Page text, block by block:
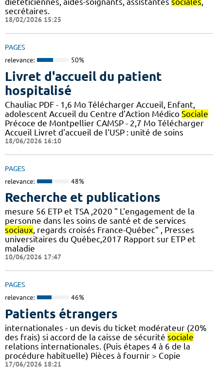
secrétaires.
18/02/2026 15:25
PAGES
relevance: 50%
Livret d'accueil du patient
hospitalisé
Chauliac PDF - 1,6 Mo Télécharger Accueil, Enfant,
adolescent Accueil du Centre d’Action Médico Sociale
Précoce de Montpellier CAMSP - 2,7 Mo Télécharger
Accueil Livret d'accueil de l'USP : unité de soins
18/06/2026 16:10
PAGES
relevance: 48%
Recherche et publications
mesure 56 ETP et TSA ,2020 " L'engagement de la
personne dans les soins de santé et de services
sociaux, regards croisés France-Québec" , Presses
universitaires du Québec,2017 Rapport sur ETP et
maladie
10/06/2026 17:47
PAGES
relevance: 46%
Patients étrangers
internationales - un devis du ticket modérateur (20%
des frais) si accord de la caisse de sécurité sociale
relations internationales. (Puis étapes 4 à 6 de la
procédure habituelle) Pièces à fournir > Copie
17/06/2026 18:21